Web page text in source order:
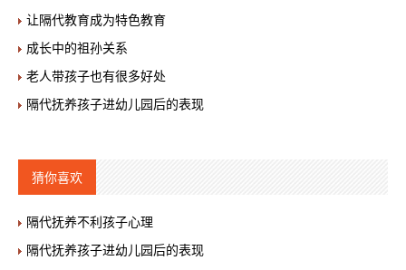
让隔代教育成为特色教育
成长中的祖孙关系
老人带孩子也有很多好处
隔代抚养孩子进幼儿园后的表现
猜你喜欢
隔代抚养不利孩子心理
隔代抚养孩子进幼儿园后的表现